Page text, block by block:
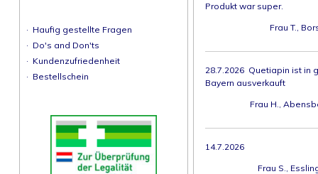
· Haufig gestellte Fragen
· Do's and Don'ts
· Kundenzufriedenheit
· Bestellschein
Produkt war super.
Frau T.,
28.7.2026 Quetiapin ist in
Bayern ausverkauft
Frau H.,
14.7.2026
Frau S.,